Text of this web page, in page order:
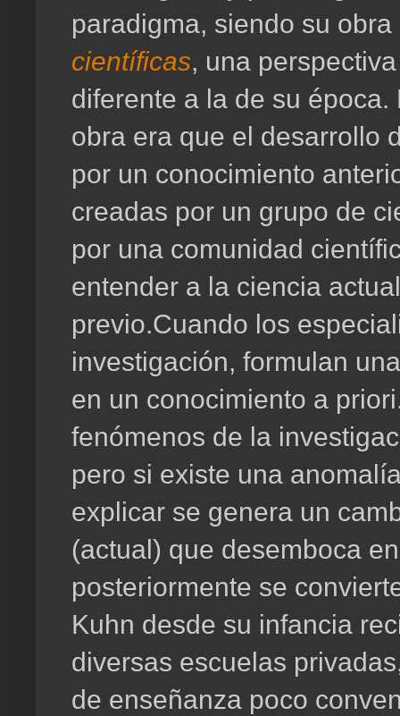
paradigma, siendo su obra
científicas, una
diferente a la de su
obra era que el desarrollo
por un conocimiento
creadas por un grupo de
por una comunidad
entender a la ciencia
previo.Cuando los
investigación, formulan
en un conocimiento a
fenómenos de la
pero si existe una
explicar se genera un
(actual) que desemboca
posteriormente se
Kuhn desde su infancia
diversas escuelas
de enseñanza poco